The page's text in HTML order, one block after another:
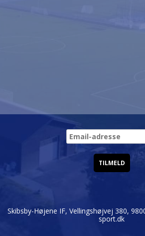
Skibsby-Højene IF, Vellingshøjvej 380,
sport.dk